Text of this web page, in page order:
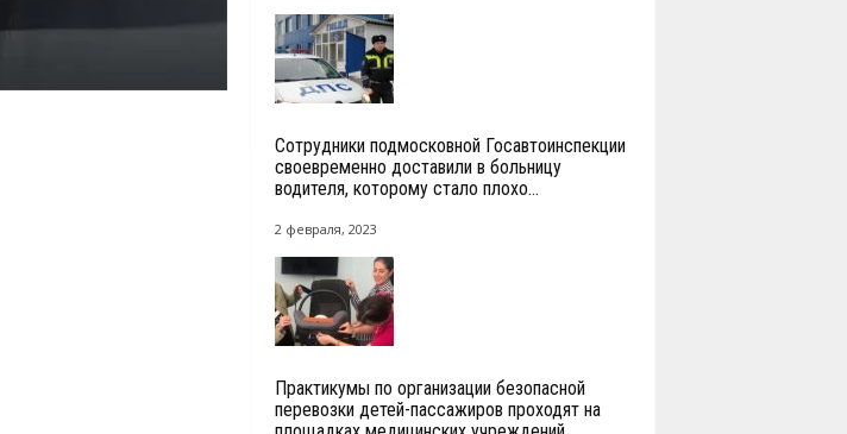
Сотрудники подмосковной Госавтоинспекции
своевременно доставили в больницу
водителя, которому стало плохо...
2 февраля, 2023
Практикумы по организации безопасной
перевозки детей-пассажиров проходят на